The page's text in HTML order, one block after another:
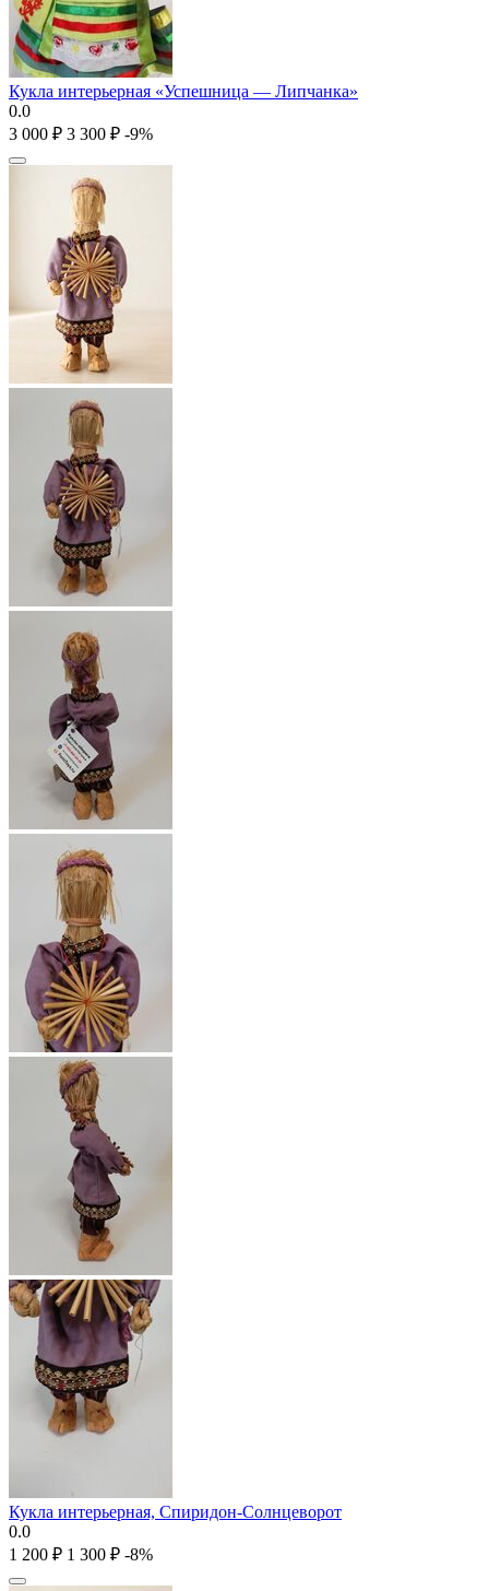
Кукла интерьерная «Успешница — Липчанка»
0.0
3 000 ₽ 3 300 ₽ -9%
Кукла интерьерная, Спиридон-Солнцеворот
0.0
1 200 ₽ 1 300 ₽ -8%